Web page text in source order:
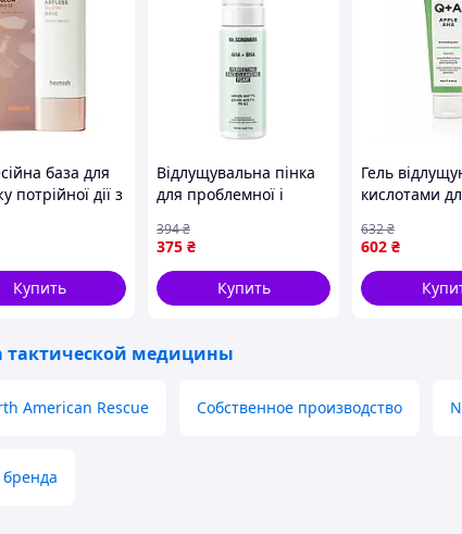
база для
потрійної дії з
Base
PA+++
Купить
Відлущувальна пінка
для проблемної і
шкіри Mr.Scrubber
АНА+ВНА 150ml
375 ₴
394₴
Купить
Гель
кислотами
AHA
75ml
602 ₴
632₴
тактической медицины
American Rescue Собственное производство
бренда